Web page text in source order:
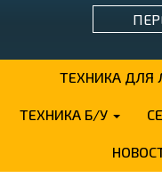
ТЕХНИКА ДЛЯ
ТЕХНИКА Б/У